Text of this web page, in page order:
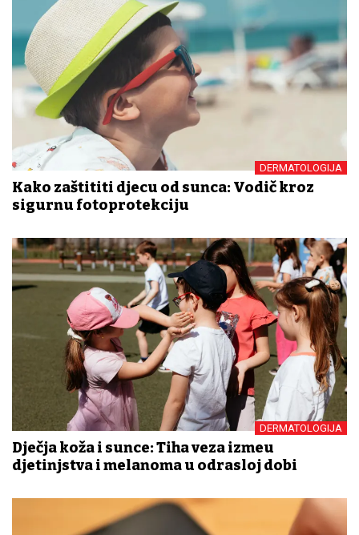
DERMATOLOGIJA
Kako zaštititi djecu od sunca: Vodič kroz
sigurnu fotoprotekciju
DERMATOLOGIJA
Dječja koža i sunce: Tiha veza između
djetinjstva i melanoma u odrasloj dobi